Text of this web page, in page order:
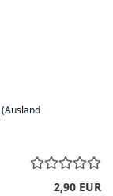
(Ausland
2,90 EUR